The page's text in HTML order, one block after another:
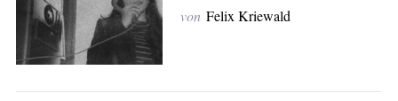
von Felix Kriewald